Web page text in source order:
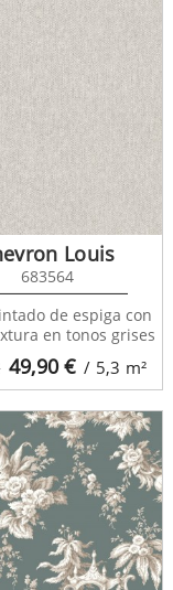
49,90€ / 5,3 m²
Louis
683564
de espiga con
en tonos grises